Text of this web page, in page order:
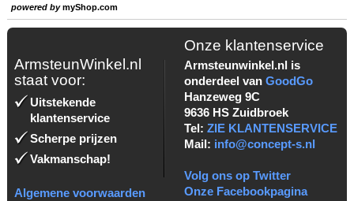
powered bymyShop.com
ArmsteunWinkel.nl
staat voor:
Uitstekende
klantenservice
Scherpe prijzen
Vakmanschap!
Algemene voorwaarden
Onze klantenservice
Armsteunwinkel.nl is
onderdeel van GoodGo
Hanzeweg 9C
9636 HS Zuidbroek
Tel: ZIE KLANTENSERVICE
Mail: info@concept-s.nl
Volg ons op Twitter
Onze Facebookpagina